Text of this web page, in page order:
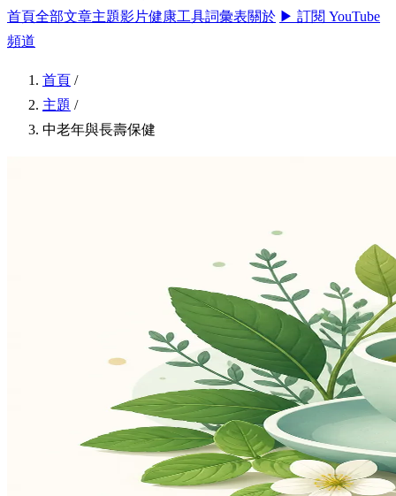
首頁全部文章主題影片健康工具詞彙表關於 ▶ 訂閱 YouTube
頻道
首頁 /
主題 /
中老年與長壽保健